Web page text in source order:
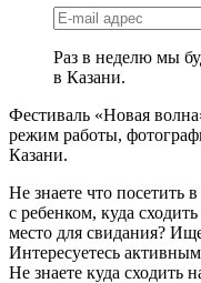
Раз в неделю мы
в Казани.
Фестиваль «Новая
режим работы,
Казани.
Не знаете что посетить
с ребенком, куда
место для свидания?
Интересуетесь
Не знаете куда сходить